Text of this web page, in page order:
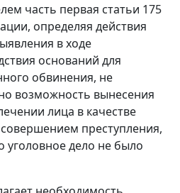
часть первая статьи 175
определяя действия
в ходе
оснований для
обвинения, не
возможность вынесения
лица в качестве
преступления,
уголовное дело не было